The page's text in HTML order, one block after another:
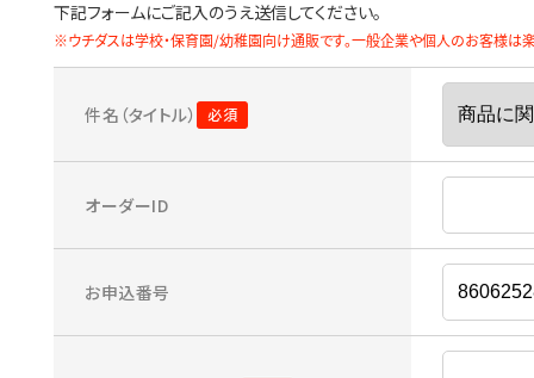
下記フォームにご記入のうえ送信してください。
※ウチダスは学校・保育園/幼稚園向け通販です。一般企業や個人のお客様は
件名（タイトル）
オーダーID
お申込番号